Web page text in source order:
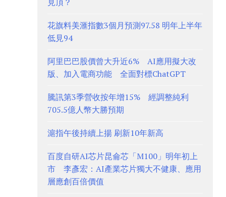
花旗料美滙指數3個月預測97.58 明年上半年
低見94
阿里巴巴股價曾大升近6% AI應用擬大改
版、加入電商功能 全面對標ChatGPT
騰訊第3季營收按年增15% 經調整純利
705.5億人幣大勝預期
滬指午後持續上揚 刷新10年新高
百度自研AI芯片昆侖芯「M100」明年初上
市 李彥宏：AI產業芯片獨大不健康、應用
層應創百倍價值